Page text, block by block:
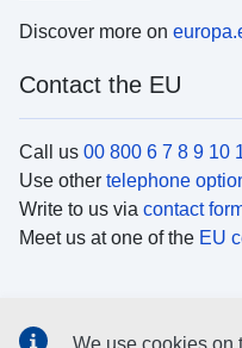
Discover more on
Contact the EU
Call us 00 800 6 7 8 9 10
Use other telephone
Write to us via contact
Meet us at one of the EU
We use cookies on